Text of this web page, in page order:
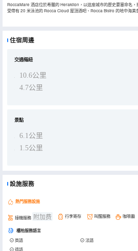
RoccaMare 酒店位於希臘的 Heraklion，以這座城市的歷史要塞命名
受帶有 20 米泳池的 Rocca Cloud 屋頂酒吧、Rocca Bistro 的地中海美
年開放，將舒適、傳統和迷人的景色融合到一起。明年新開業的水療中
住宿周邊
交通樞紐
10.6公里
4.7公里
景點
6.1公里
1.5公里
設施服務
熱門服務設施
接機服務 附加费 行李寄存 叫醒服務 咖啡廳
櫃枱服務語言
英語 法語
德語